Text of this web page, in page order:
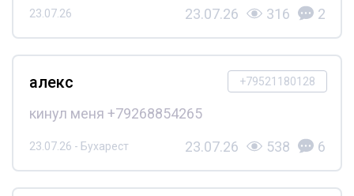
23.07.26 23.07.26 316 2
+79521180128
алекс
кинул меня +79268854265
23.07.26 - Бухарест 23.07.26 538 6